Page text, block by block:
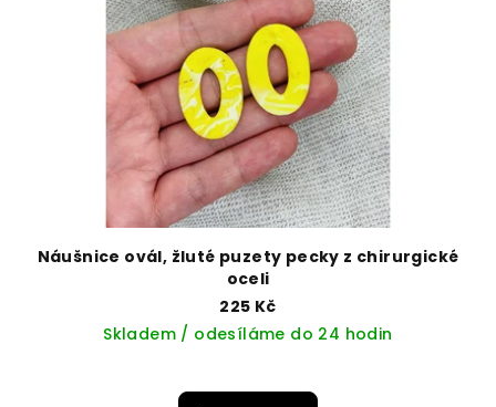
Náušnice ovál, žluté puzety pecky z chirurgické
oceli
225 Kč
Skladem / odesíláme do 24 hodin